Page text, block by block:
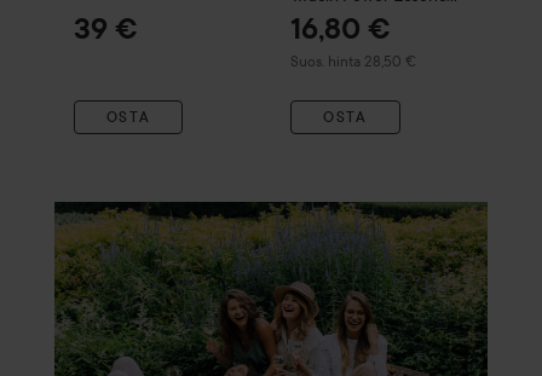
39 €
OSTA
100 ml
16,80 €
Suos. hinta 28,50 €
Suositeltu hinta 28,50 €
OSTA